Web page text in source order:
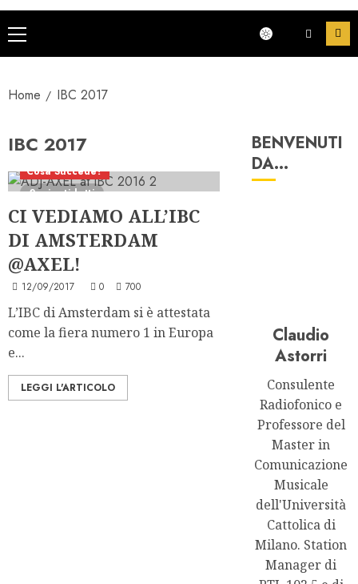
Menu
principale
Home IBC 2017
IBC 2017
2 minuti letti
Cosa Succede?
CI VEDIAMO ALL’IBC
DI AMSTERDAM
@AXEL!
12/09/2017 0 700
L’IBC di Amsterdam si è attestata
come la fiera numero 1 in Europa
e...
LEGGI L'ARTICOLO
BENVENUTI
DA…
Claudio
Astorri
Consulente
Radiofonico e
Professore del
Master in
Comunicazione
Musicale
dell'Università
Cattolica di
Milano. Station
Manager di